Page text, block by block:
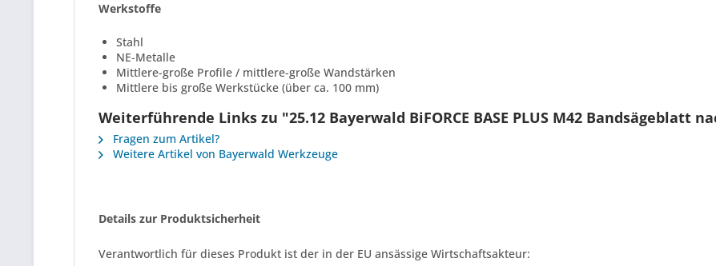
Werkstoffe
Stahl
NE-Metalle
Mittlere-große Profile / mittlere-große Wandstärken
Mittlere bis große Werkstücke (über ca. 100 mm)
Weiterführende Links zu "25.12 Bayerwald BiFORCE BASE PLUS M42 Bandsägeblatt
Fragen zum Artikel?
Weitere Artikel von Bayerwald Werkzeuge
Details zur Produktsicherheit
Verantwortlich für dieses Produkt ist der in der EU ansässige Wirtschaftsakteur: